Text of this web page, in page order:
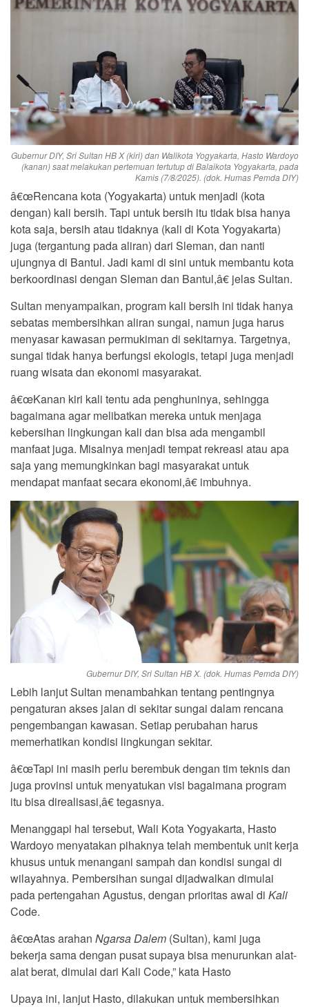
Gubernur DIY, Sri Sultan HB X (kiri) dan Walikota Yogyakarta, Hasto Wardoyo
(kanan) saat melakukan pertemuan tertutup di Balaikota Yogyakarta, pada
Kamis (7/8/2025). (dok. Humas Pemda DIY)
â€œRencana kota (Yogyakarta) untuk menjadi (kota
dengan) kali bersih. Tapi untuk bersih itu tidak bisa hanya
kota saja, bersih atau tidaknya (kali di Kota Yogyakarta)
juga (tergantung pada aliran) dari Sleman, dan nanti
ujungnya di Bantul. Jadi kami di sini untuk membantu kota
berkoordinasi dengan Sleman dan Bantul,â€ jelas Sultan.
Sultan menyampaikan, program kali bersih ini tidak hanya
sebatas membersihkan aliran sungai, namun juga harus
menyasar kawasan permukiman di sekitarnya. Targetnya,
sungai tidak hanya berfungsi ekologis, tetapi juga menjadi
ruang wisata dan ekonomi masyarakat.
â€œKanan kiri kali tentu ada penghuninya, sehingga
bagaimana agar melibatkan mereka untuk menjaga
kebersihan lingkungan kali dan bisa ada mengambil
manfaat juga. Misalnya menjadi tempat rekreasi atau apa
saja yang memungkinkan bagi masyarakat untuk
mendapat manfaat secara ekonomi,â€ imbuhnya.
Gubernur DIY, Sri Sultan HB X. (dok. Humas Pemda DIY)
Lebih lanjut Sultan menambahkan tentang pentingnya
pengaturan akses jalan di sekitar sungai dalam rencana
pengembangan kawasan. Setiap perubahan harus
memerhatikan kondisi lingkungan sekitar.
â€œTapi ini masih perlu berembuk dengan tim teknis dan
juga provinsi untuk menyatukan visi bagaimana program
itu bisa direalisasi,â€ tegasnya.
Menanggapi hal tersebut, Wali Kota Yogyakarta, Hasto
Wardoyo menyatakan pihaknya telah membentuk unit kerja
khusus untuk menangani sampah dan kondisi sungai di
wilayahnya. Pembersihan sungai dijadwalkan dimulai
pada pertengahan Agustus, dengan prioritas awal di Kali
Code.
â€œAtas arahan Ngarsa Dalem (Sultan), kami juga
bekerja sama dengan pusat supaya bisa menurunkan alat-
alat berat, dimulai dari Kali Code,” kata Hasto
Upaya ini, lanjut Hasto, dilakukan untuk membersihkan